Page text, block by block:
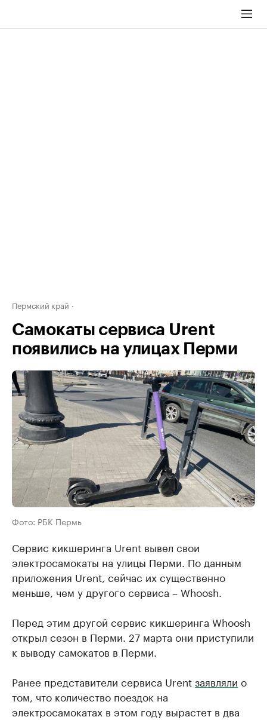
Пермский край
Самокаты сервиса Urent
появились на улицах Перми
Фото: РБК Пермь
Сервис кикшеринга Urent вывел свои
электросамокаты на улицы Перми. По данным
приложения Urent, сейчас их существенно
меньше, чем у другого сервиса – Whoosh.
Перед этим другой сервис кикшеринга Whoosh
открыл сезон в Перми. 27 марта они приступили
к выводу самокатов в Перми.
Ранее представители сервиса Urentзаявляли о
том, что количество поездок на
электросамокатах в этом году вырастет в два